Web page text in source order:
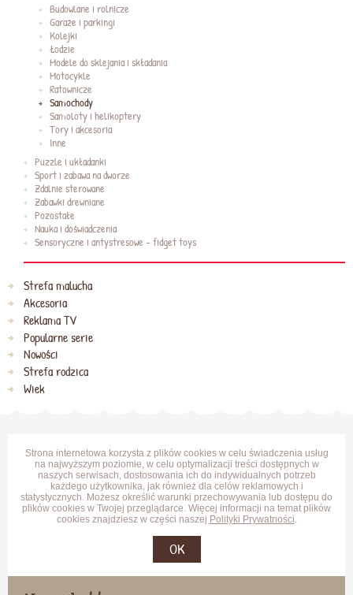
Budowlane i rolnicze
Garaże i parkingi
Kolejki
Łodzie
Modele do sklejania i składania
Motocykle
Ratownicze
Samochody
Samoloty i helikoptery
Tory i akcesoria
Inne
Puzzle i układanki
Sport i zabawa na dworze
Zdalnie sterowane
Zabawki drewniane
Pozostałe
Nauka i doświadczenia
Sensoryczne i antystresowe - fidget toys
Strefa malucha
Akcesoria
Reklama TV
Popularne serie
Nowości
Strefa rodzica
Wiek
Strona internetowa korzysta z plików cookies w celu świadczenia usług
na najwyższym poziomie, w celu optymalizacji treści dostępnych w
naszych serwisach, dostosowania ich do indywidualnych potrzeb
każdego użytkownika, jak również dla celów reklamowych i
statystycznych. Możesz określić warunki przechowywania lub dostępu do
plików cookies w Twojej przeglądarce. Więcej informacji na temat plików
cookies znajdziesz w części naszej Polityki Prywatności.
OK